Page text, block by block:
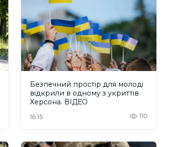
Безпечний простір для молоді
відкрили в одному з укриттів
Херсона. ВІДЕО
16:15 110